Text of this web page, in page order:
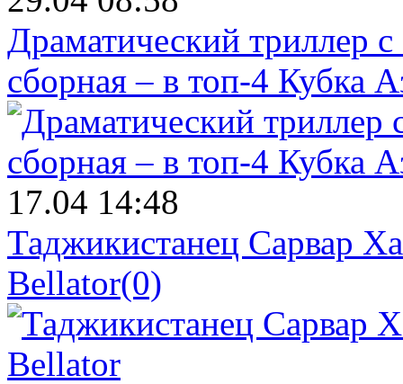
Драматический триллер
сборная – в топ-4 Кубка
17.04 14:48
Таджикистанец Сарвар
Bellator(0)